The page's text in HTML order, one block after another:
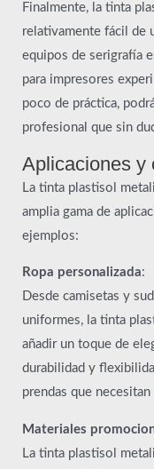
Finalmente, la tinta
relativamente fácil de
equipos de serigrafía
para impresores
poco de práctica,
profesional que sin
Aplicaciones y
La tinta plastisol
amplia gama de
ejemplos:
Ropa personalizada:
Desde camisetas y
uniformes, la tinta
añadir un toque de
durabilidad y
prendas que
Materiales
La tinta plastisol